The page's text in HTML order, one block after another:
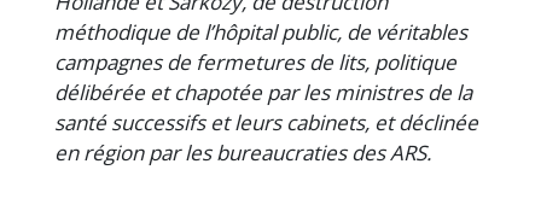
méthodique de l’hôpital public, de véritables
campagnes de fermetures de lits, politique
délibérée et chapotée par les ministres de la
santé successifs et leurs cabinets, et déclinée
en région par les bureaucraties des ARS.